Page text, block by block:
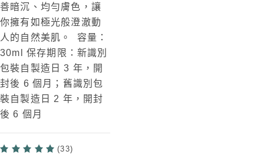
善暗沉、均勻膚色，讓
你擁有如極光般澄澈動
人的自然美肌。​ 容量：
30ml 保存期限：新識別
包裝自製造日 3 年，開
封後 6 個月；舊識別包
裝自製造日 2 年，開封
後 6 個月
(33)